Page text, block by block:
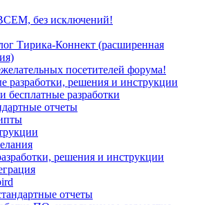
без исключений!
Тирика-Коннект (расширенная
посетителей форума!
разработки, решения и инструкции
бесплатные разработки
отчеты
решения и инструкции
отчеты